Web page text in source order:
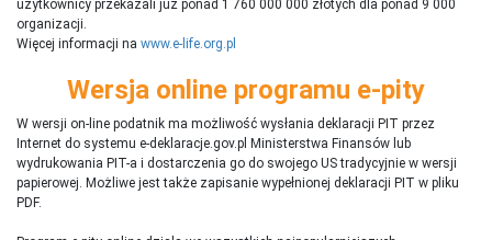
użytkownicy przekazali już ponad 1 760 000 000 złotych dla ponad 9 000
organizacji.
Więcej informacji na www.e-life.org.pl
Wersja online programu e-pity
W wersji on-line podatnik ma możliwość wysłania deklaracji PIT przez
Internet do systemu e-deklaracje.gov.pl Ministerstwa Finansów lub
wydrukowania PIT-a i dostarczenia go do swojego US tradycyjnie w wersji
papierowej. Możliwe jest także zapisanie wypełnionej deklaracji PIT w pliku
PDF.